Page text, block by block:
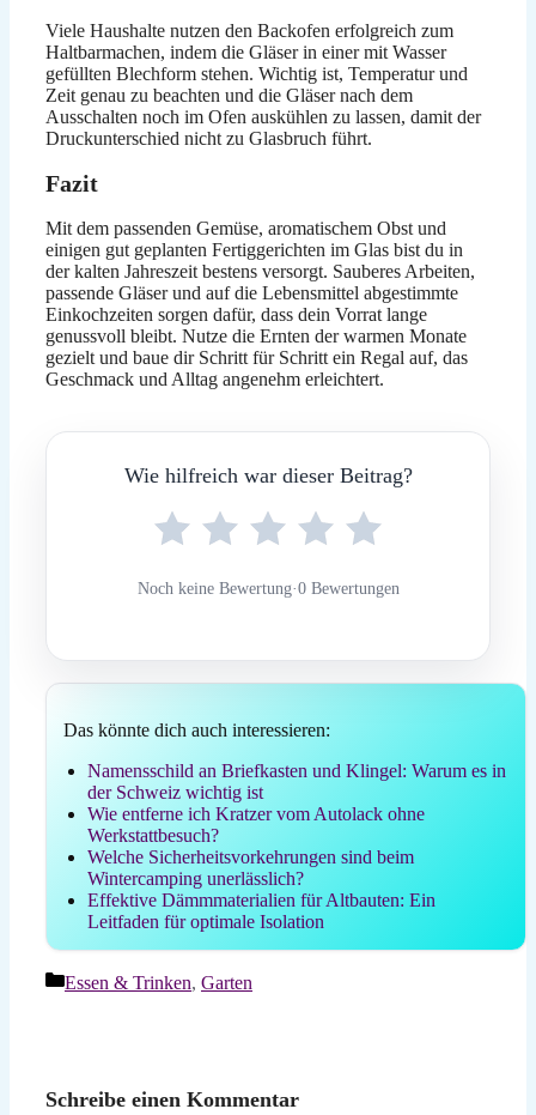
Viele Haushalte nutzen den Backofen erfolgreich zum
Haltbarmachen, indem die Gläser in einer mit Wasser
gefüllten Blechform stehen. Wichtig ist, Temperatur und
Zeit genau zu beachten und die Gläser nach dem
Ausschalten noch im Ofen auskühlen zu lassen, damit der
Druckunterschied nicht zu Glasbruch führt.
Fazit
Mit dem passenden Gemüse, aromatischem Obst und
einigen gut geplanten Fertiggerichten im Glas bist du in
der kalten Jahreszeit bestens versorgt. Sauberes Arbeiten,
passende Gläser und auf die Lebensmittel abgestimmte
Einkochzeiten sorgen dafür, dass dein Vorrat lange
genussvoll bleibt. Nutze die Ernten der warmen Monate
gezielt und baue dir Schritt für Schritt ein Regal auf, das
Geschmack und Alltag angenehm erleichtert.
Wie hilfreich war dieser Beitrag?
Noch keine Bewertung·0 Bewertungen
Das könnte dich auch interessieren:
Namensschild an Briefkasten und Klingel: Warum es in
der Schweiz wichtig ist
Wie entferne ich Kratzer vom Autolack ohne
Werkstattbesuch?
Welche Sicherheitsvorkehrungen sind beim
Wintercamping unerlässlich?
Effektive Dämmmaterialien für Altbauten: Ein
Leitfaden für optimale Isolation
Kategorien
Essen & Trinken, Garten
Schreibe einen Kommentar